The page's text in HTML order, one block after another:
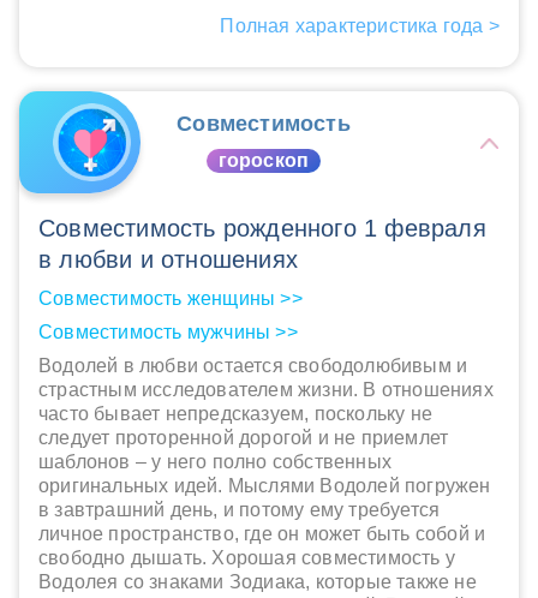
Полная характеристика года >
Совместимость
гороскоп
Совместимость рожденного 1 февраля
в любви и отношениях
Совместимость женщины >>
Совместимость мужчины >>
Водолей в любви остается свободолюбивым и
страстным исследователем жизни. В отношениях
часто бывает непредсказуем, поскольку не
следует проторенной дорогой и не приемлет
шаблонов – у него полно собственных
оригинальных идей. Мыслями Водолей погружен
в завтрашний день, и потому ему требуется
личное пространство, где он может быть собой и
свободно дышать. Хорошая совместимость у
Водолея со знаками Зодиака, которые также не